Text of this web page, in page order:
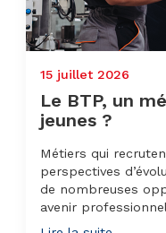
15 juillet 2026
Le BTP, un
jeunes ?
Métiers qui
perspectives
de nombreuses
avenir